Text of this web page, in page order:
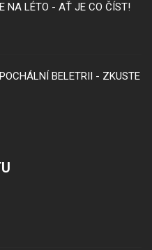
NA LÉTO - AŤ JE CO ČÍST!
BELETRII - ZKUSTE